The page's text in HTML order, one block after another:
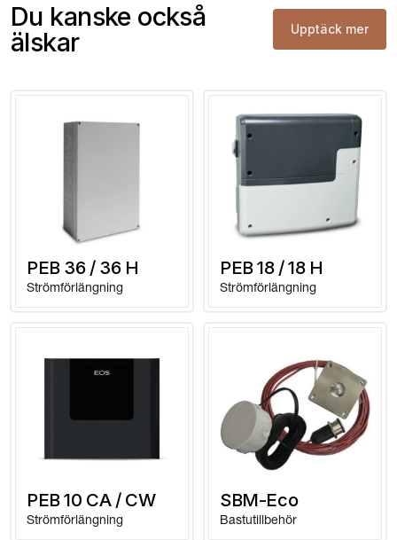
Du kanske också
älskar
Upptäck mer
PEB 36 / 36 H
Strömförlängning
PEB 18 / 18 H
Strömförlängning
PEB 10 CA / CW
Strömförlängning
SBM-Eco
Bastutillbehör